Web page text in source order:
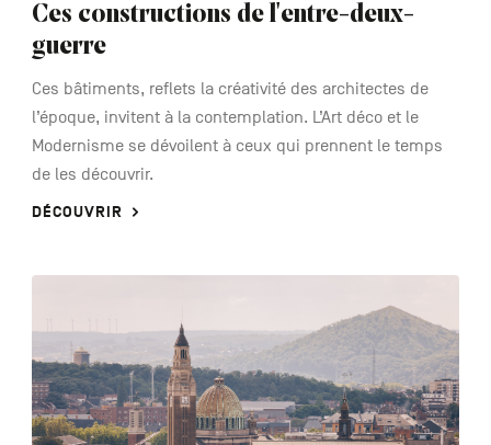
Ces constructions de l'entre-deux-
guerre
Ces bâtiments, reflets la créativité des architectes de
l’époque, invitent à la contemplation. L’Art déco et le
Modernisme se dévoilent à ceux qui prennent le temps
de les découvrir.
DÉCOUVRIR